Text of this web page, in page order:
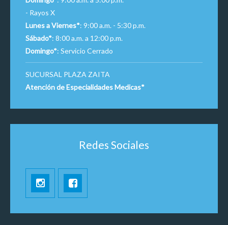
- Rayos X
Lunes a Viernes*: 9:00 a.m. - 5:30 p.m.
Sábado*: 8:00 a.m. a 12:00 p.m.
Domingo*: Servicio Cerrado
SUCURSAL PLAZA ZAITA
Atención de Especialidades Medicas*
Redes Sociales